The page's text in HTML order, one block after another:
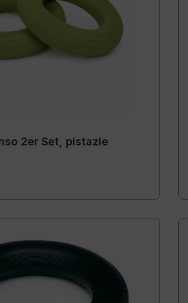
2er Set, pistazie